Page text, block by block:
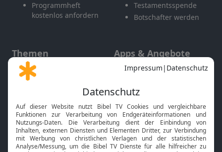
Programmheft
kostenlos anfordern
Testamentsspende
Botschafter werden
Themen
Gott und Bibel erklärt
Neuigkeiten
Apps & Angebote
Mobile App
Smart TV
HbbTV
Bibelthek Online-Bibel
Nächster Gottesdienst